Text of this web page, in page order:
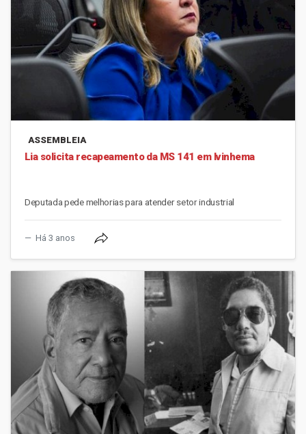
ASSEMBLEIA
Lia solicita recapeamento da MS 141 em Ivinhema
Deputada pede melhorias para atender setor industrial
Há 3 anos